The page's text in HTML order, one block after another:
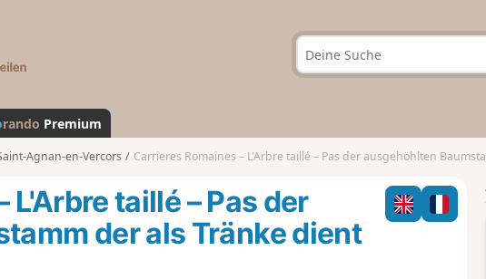
a
n
d
rando Premium
Agnan-en-Vercors Carrieres Romaines – L'Arbre taillé – Pas der ausgehöhlten Baumstamm der als Tränke dient
L'Arbre taillé – Pas der
der als Tränke dient